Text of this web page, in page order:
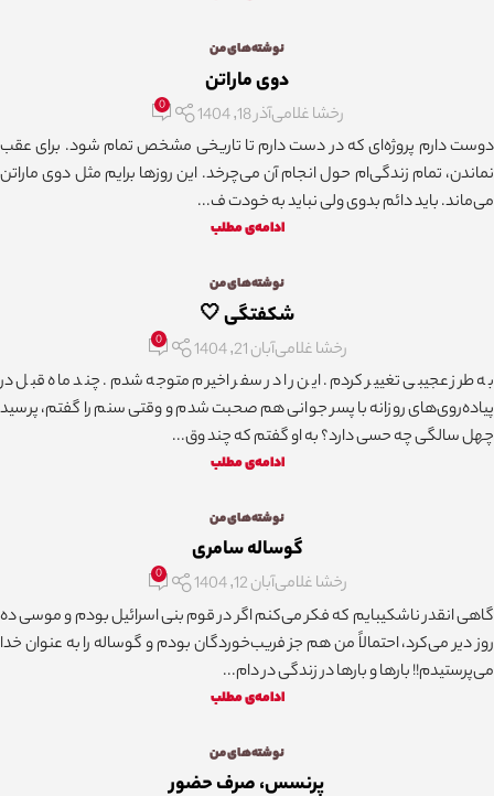
نوشته‌های من
دوی ماراتن
رخشا غلامیآذر 18, 1404 0
دوست دارم پروژه‌ای که در دست دارم تا تاریخی مشخص تمام شود. برای عقب
نماندن، تمام زندگی‌ام حول انجام آن می‌چرخد. این روزها برایم مثل دوی ماراتن
می‌ماند. باید دائم بدوی ولی نباید به خودت ف...
ادامه‌ی مطلب
نوشته‌های من
شکفتگی 🤍
رخشا غلامیآبان 21, 1404 0
به طرز عجیبی تغییر کردم. این را در سفر اخیرم متوجه شدم. چند ماه قبل در
پیاده‌روی‌های روزانه با پسر جوانی هم صحبت شدم و وقتی سنم را گفتم، پرسید
چهل سالگی چه حسی دارد؟ به او گفتم که چند وق...
ادامه‌ی مطلب
نوشته‌های من
گوساله سامری
رخشا غلامیآبان 12, 1404 0
گاهی انقدر ناشکیبایم که فکر می‌کنم اگر در قوم بنی اسرائیل بودم و موسی ده
روز دیر می‌کرد، احتمالاً من هم جز فریب‌خوردگان بودم و گوساله را به عنوان خدا
می‌پرستیدم!! بارها و بارها در زندگی در دام...
ادامه‌ی مطلب
نوشته‌های من
پرنسس، صرف حضور